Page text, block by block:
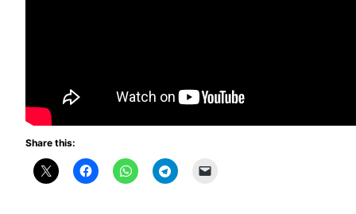
Share this: